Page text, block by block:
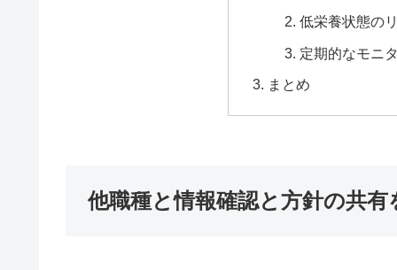
低栄養状態の
定期的なモニ
まとめ
他職種と情報確認と方針の共有